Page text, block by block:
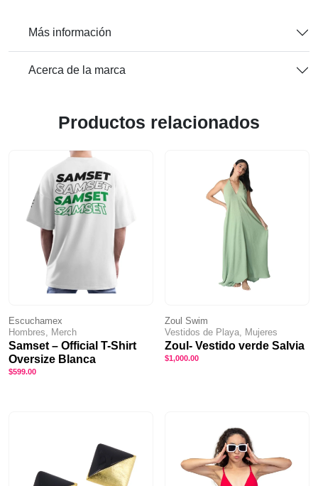
Más información
Acerca de la marca
Productos relacionados
Escuchamex
Hombres, Merch
Samset – Official T-Shirt
Oversize Blanca
$599.00
Zoul Swim
Vestidos de Playa, Mujeres
Zoul- Vestido verde Salvia
$1,000.00